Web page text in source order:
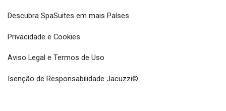
Descubra SpaSuites em mais Países
Privacidade e Cookies
Aviso Legal e Termos de Uso
Isenção de Responsabilidade Jacuzzi©